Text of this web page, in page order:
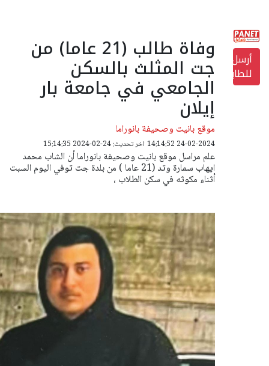
أرسل
للطابعة
وفاة طالب (21 عاما) من
جت المثلث بالسكن
الجامعي في جامعة بار
إيلان
موقع بانيت وصحيفة بانوراما
24-02-2024 14:14:52 اخر تحديث: 24-02-2024 15:14:35
علم مراسل موقع بانيت وصحيفة بانوراما أن الشاب محمد
ايهاب سمارة وتد (21 عاما ) من بلدة جت توفي اليوم السبت
أثناء مكوثه في سكن الطلاب ،